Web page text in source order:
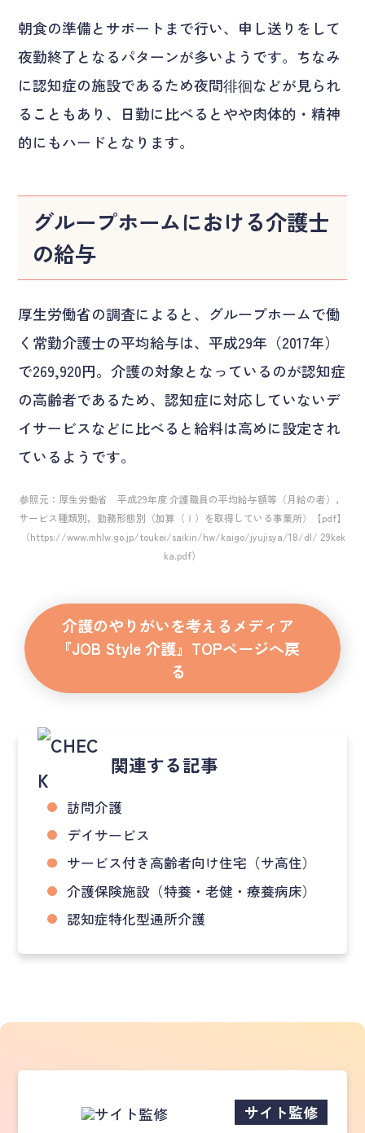
朝食の準備とサポートまで行い、申し送りをして
夜勤終了となるパターンが多いようです。ちなみ
に認知症の施設であるため夜間徘徊などが見られ
ることもあり、日勤に比べるとやや肉体的・精神
的にもハードとなります。
グループホームにおける介護士
の給与
厚生労働省の調査によると、グループホームで働
く常勤介護士の平均給与は、平成29年（2017年）
で269,920円。介護の対象となっているのが認知症
の高齢者であるため、認知症に対応していないデ
イサービスなどに比べると給料は高めに設定され
ているようです。
参照元：厚生労働省 平成29年度 介護職員の平均給与額等（月給の者），
サービス種類別，勤務形態別（加算（Ⅰ）を取得している事業所）【pdf】
（https://www.mhlw.go.jp/toukei/saikin/hw/kaigo/jyujisya/18/dl/ 29kek
ka.pdf）
介護のやりがいを考えるメディア
『JOB Style 介護』TOPページへ戻
る
関連する記事
訪問介護
デイサービス
サービス付き高齢者向け住宅（サ高住）
介護保険施設（特養・老健・療養病床）
認知症特化型通所介護
サイト監修